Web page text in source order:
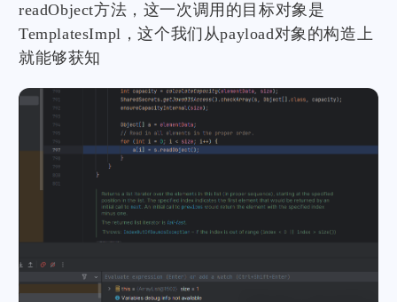
readObject方法，这一次调用的目标对象是
TemplatesImpl，这个我们从payload对象的构造上
就能够获知